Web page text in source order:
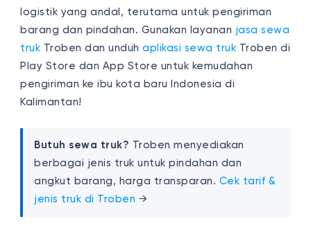
logistik yang andal, terutama untuk pengiriman
barang dan pindahan. Gunakan layanan jasa sewa
truk Troben dan unduhaplikasi sewa truk Troben di
Play Store dan App Store untuk kemudahan
pengiriman ke ibu kota baru Indonesia di
Kalimantan!
Butuh sewa truk? Troben menyediakan
berbagai jenis truk untuk pindahan dan
angkut barang, harga transparan. Cek tarif &
jenis truk di Troben →